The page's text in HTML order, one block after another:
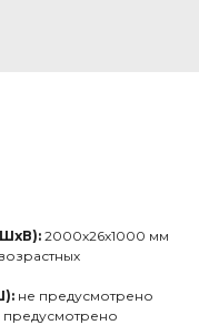
2000х26х1000 мм
не предусмотрено
предусмотрено